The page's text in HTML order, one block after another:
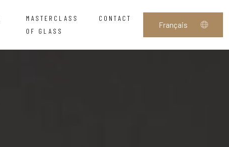
MASTERCLASS
OF GLASS
CONTACT